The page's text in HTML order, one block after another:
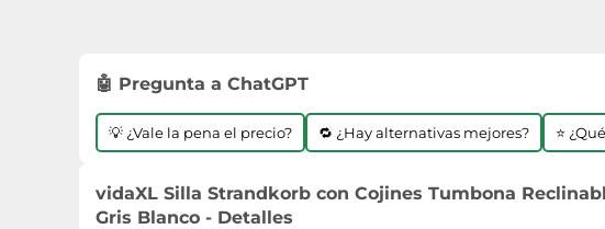
🤖 Pregunta a ChatGPT
💡 ¿Vale la pena el precio? 🔁 ¿Hay alternativas mejores? ⭐
vidaXL Silla Strandkorb con Cojines Tumbona
Gris Blanco - Detalles